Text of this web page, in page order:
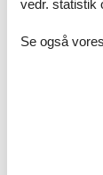
Købmand
Strand/sø
vedr. statistik
Se også vores